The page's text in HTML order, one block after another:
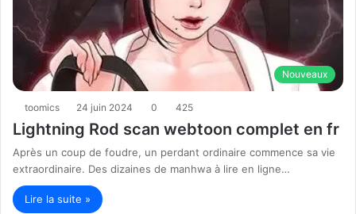
Nouveaux
toomics 24 juin 2024 0 425
Lightning Rod scan webtoon complet en fr
Après un coup de foudre, un perdant ordinaire commence sa vie
extraordinaire. Des dizaines de manhwa à lire en ligne…
Lire la suite »